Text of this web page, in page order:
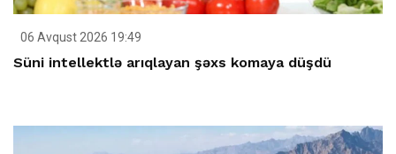
06 Avqust 2026 19:49
Süni intellektlə arıqlayan şəxs komaya düşdü